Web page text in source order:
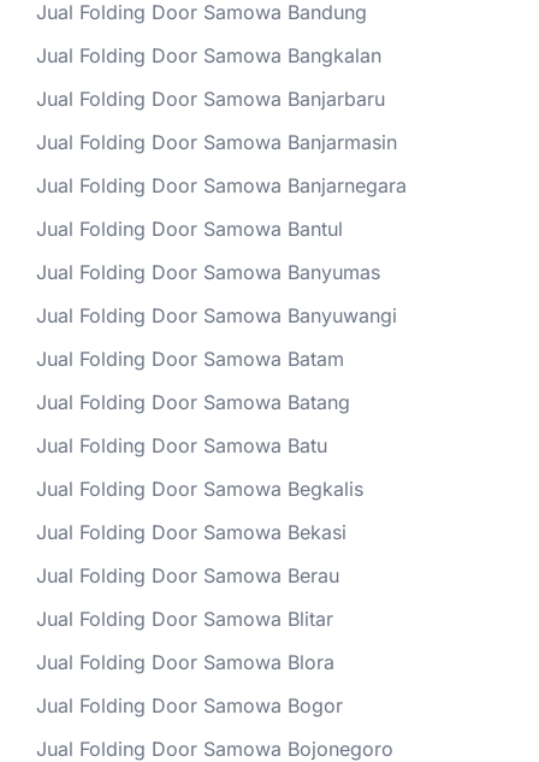
Jual Folding Door Samowa Bandung
Jual Folding Door Samowa Bangkalan
Jual Folding Door Samowa Banjarbaru
Jual Folding Door Samowa Banjarmasin
Jual Folding Door Samowa Banjarnegara
Jual Folding Door Samowa Bantul
Jual Folding Door Samowa Banyumas
Jual Folding Door Samowa Banyuwangi
Jual Folding Door Samowa Batam
Jual Folding Door Samowa Batang
Jual Folding Door Samowa Batu
Jual Folding Door Samowa Begkalis
Jual Folding Door Samowa Bekasi
Jual Folding Door Samowa Berau
Jual Folding Door Samowa Blitar
Jual Folding Door Samowa Blora
Jual Folding Door Samowa Bogor
Jual Folding Door Samowa Bojonegoro